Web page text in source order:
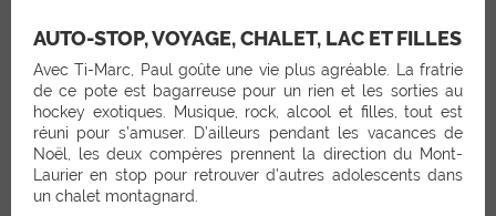
AUTO-STOP, VOYAGE, CHALET, LAC ET FILLES
Avec Ti-Marc, Paul goûte une vie plus agréable. La fratrie
de ce pote est bagarreuse pour un rien et les sorties au
hockey exotiques. Musique, rock, alcool et filles, tout est
réuni pour s’amuser. D’ailleurs pendant les vacances de
Noël, les deux compères prennent la direction du Mont-
Laurier en stop pour retrouver d’autres adolescents dans
un chalet montagnard.